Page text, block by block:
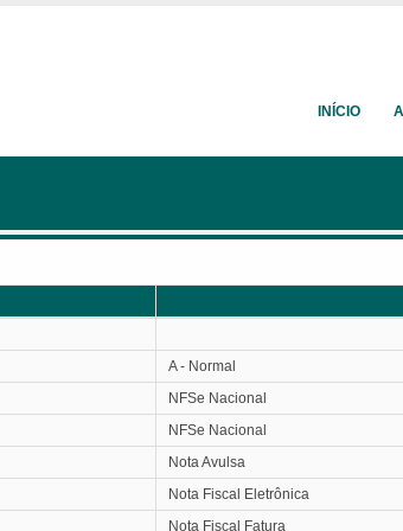
INÍCIO
A - Normal
NFSe Nacional
NFSe Nacional
Nota Avulsa
Nota Fiscal Eletrônica
Nota Fiscal Fatura